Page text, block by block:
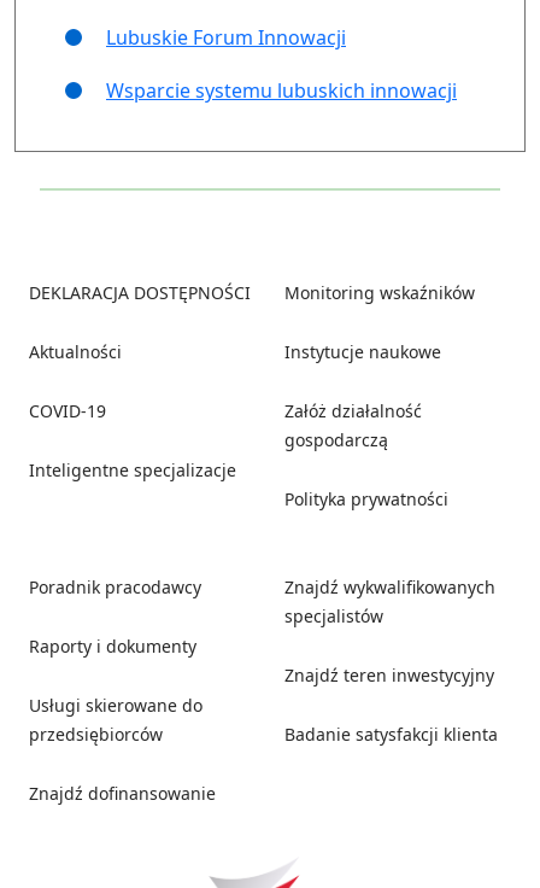
Lubuskie Forum Innowacji
Wsparcie systemu lubuskich innowacji
DEKLARACJA DOSTĘPNOŚCI
Aktualności
COVID-19
Inteligentne specjalizacje
Monitoring wskaźników
Instytucje naukowe
Załóż działalność
gospodarczą
Polityka prywatności
Poradnik pracodawcy
Raporty i dokumenty
Usługi skierowane do
przedsiębiorców
Znajdź dofinansowanie
Znajdź wykwalifikowanych
specjalistów
Znajdź teren inwestycyjny
Badanie satysfakcji klienta